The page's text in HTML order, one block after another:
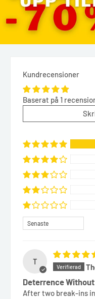
Kundrecensioner
Baserat på 1
Sort by
T
Deterrence
After two break-ins